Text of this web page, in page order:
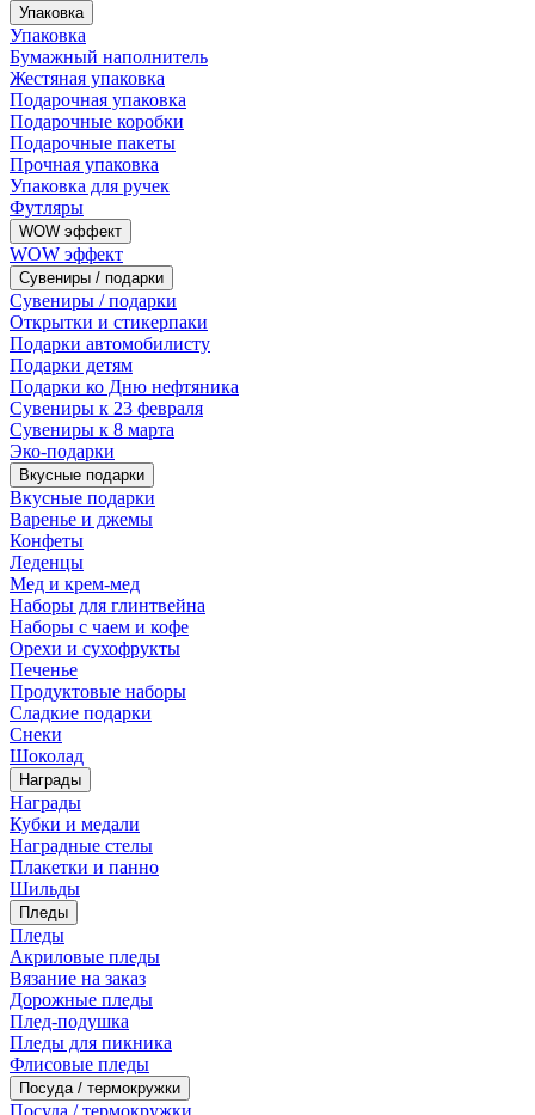
Упаковка
Упаковка
Бумажный наполнитель
Жестяная упаковка
Подарочная упаковка
Подарочные коробки
Подарочные пакеты
Прочная упаковка
Упаковка для ручек
Футляры
WOW эффект
WOW эффект
Сувениры / подарки
Сувениры / подарки
Открытки и стикерпаки
Подарки автомобилисту
Подарки детям
Подарки ко Дню нефтяника
Сувениры к 23 февраля
Сувениры к 8 марта
Эко-подарки
Вкусные подарки
Вкусные подарки
Варенье и джемы
Конфеты
Леденцы
Мед и крем-мед
Наборы для глинтвейна
Наборы с чаем и кофе
Орехи и сухофрукты
Печенье
Продуктовые наборы
Сладкие подарки
Снеки
Шоколад
Награды
Награды
Кубки и медали
Наградные стелы
Плакетки и панно
Шильды
Пледы
Пледы
Акриловые пледы
Вязание на заказ
Дорожные пледы
Плед-подушка
Пледы для пикника
Флисовые пледы
Посуда / термокружки
Посуда / термокружки